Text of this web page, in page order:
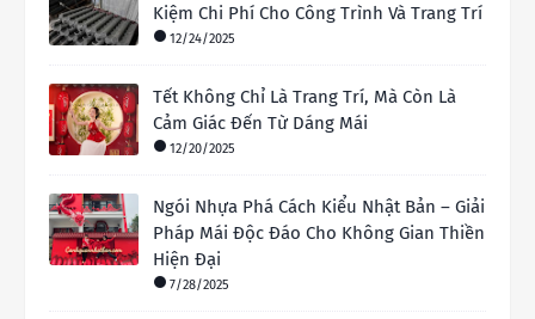
Kiệm Chi Phí Cho Công Trình Và Trang Trí
12/24/2025
Tết Không Chỉ Là Trang Trí, Mà Còn Là
Cảm Giác Đến Từ Dáng Mái
12/20/2025
Ngói Nhựa Phá Cách Kiểu Nhật Bản – Giải
Pháp Mái Độc Đáo Cho Không Gian Thiền
Hiện Đại
7/28/2025